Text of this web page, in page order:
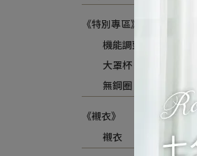
《特別專區》
機能調整型
大罩杯
無鋼圈
《襯衣》
襯衣